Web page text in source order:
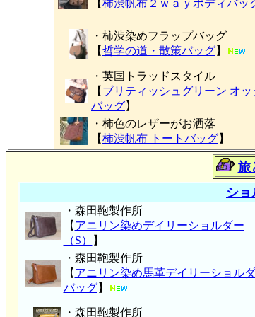
【柿渋帆布２ｗａｙボディバッ
・柿渋染めフラップバッグ
【哲学の道・散策バッグ】
・英国トラッドスタイル
【 ブリティッシュグリーン オッ
バッグ】
・柿色のレザーがお洒落
【柿渋帆布 トートバッグ】
旅
ショ
・森田鞄製作所
【 アニリン染めデイリーショルダー
（S）
】
・森田鞄製作所
【 アニリン染め馬革デイリーショル
バッグ】
・森田鞄製作所